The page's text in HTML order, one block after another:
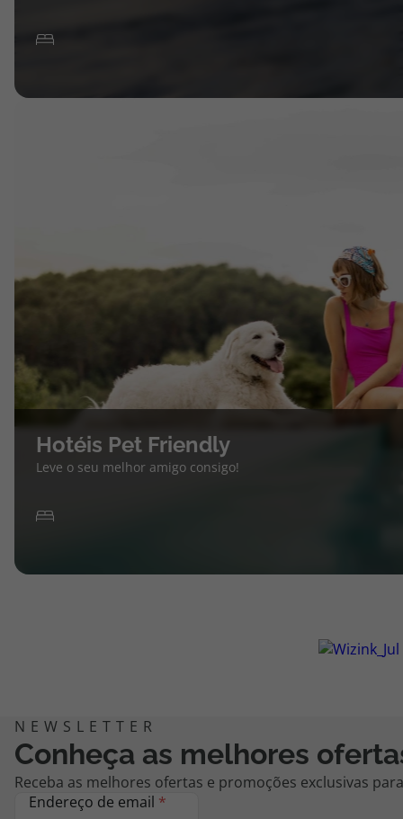
Hotéis Pet Friendly
Leve o seu melhor amigo consigo!
Conheça as melhores
Receba as melhores ofertas e promoções exclusivas
Endereço de email *